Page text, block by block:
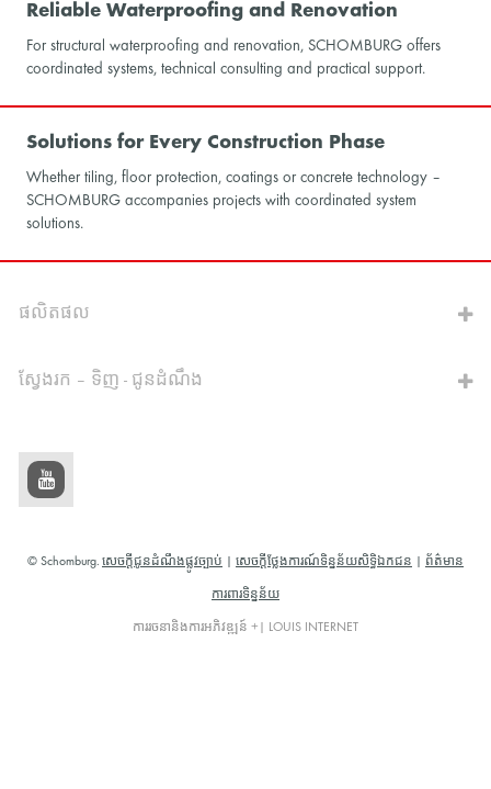
Reliable Waterproofing and Renovation
For structural waterproofing and renovation, SCHOMBURG offers
coordinated systems, technical consulting and practical support.
Solutions for Every Construction Phase
Whether tiling, floor protection, coatings or concrete technology –
SCHOMBURG accompanies projects with coordinated system
solutions.
ផលិតផល
ស្វែងរក – ទិញ - ជូនដំណឹង
© Schomburg. សេចក្តីជូនដំណឹងផ្លូវច្បាប់ សេចក្តីថ្លែងការណ៍ទិន្នន័យសិទ្ធិឯកជន ព័ត៌មាន
ការពារទិន្នន័យ
ការរចនានិងការអភិវឌ្ឍន៍ +| LOUIS INTERNET